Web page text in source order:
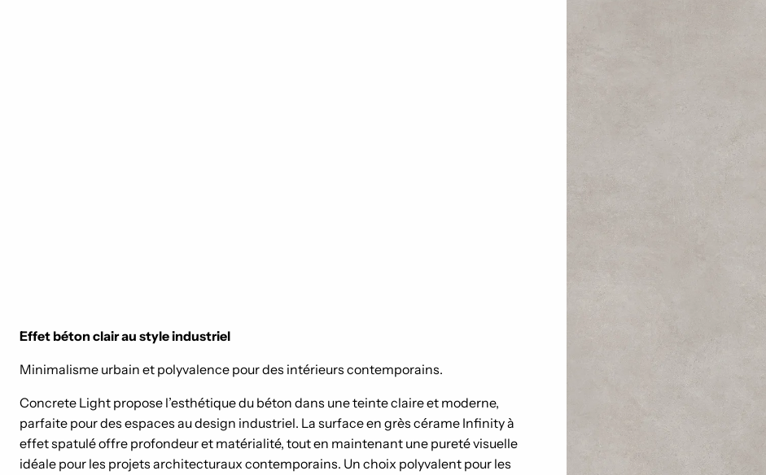
Effet béton clair au style industriel
Minimalisme urbain et polyvalence pour des intérieurs contemporains.
Concrete Light propose l’esthétique du béton dans une teinte claire et moderne,
parfaite pour des espaces au design industriel. La surface en grès cérame Infinity à
effet spatulé offre profondeur et matérialité, tout en maintenant une pureté visuelle
idéale pour les projets architecturaux contemporains. Un choix polyvalent pour les